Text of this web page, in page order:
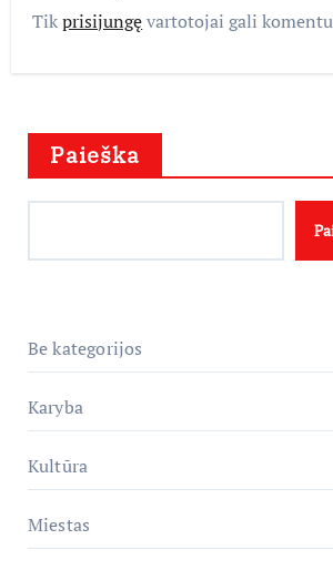
Tikprisijungęvartotojai gali
Paieška
Be kategorijos
Karyba
Kultūra
Miestas